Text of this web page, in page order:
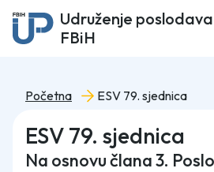
Udruženje
FBiH
Početna ESV 79. sjednica
ESV 79. sjednica
Na osnovu člana 3.